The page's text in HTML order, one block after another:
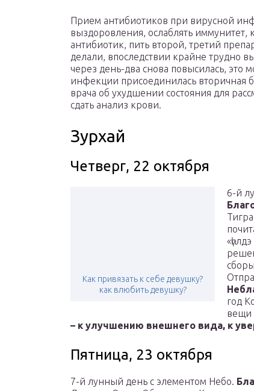
Прием антибиотиков при вирусной
выздоровления, ослаблять
антибиотик, пить второй, третий
делали, впоследствии крайне трудно
через день-два снова повысилась, это
инфекции присоединилась вторичная
врача об ухудшении состояния для
сдать анализ крови.
Зурхай
Четверг, 22 октября
Как привязать к себе девушку?
как влюбить девушку?
6-й
год
вещи
– к улучшению внешнего вида, к
Пятница, 23 октября
7-й лунный день с элементом Небо.